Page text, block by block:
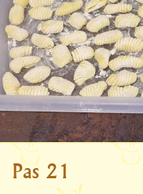
Pas 21